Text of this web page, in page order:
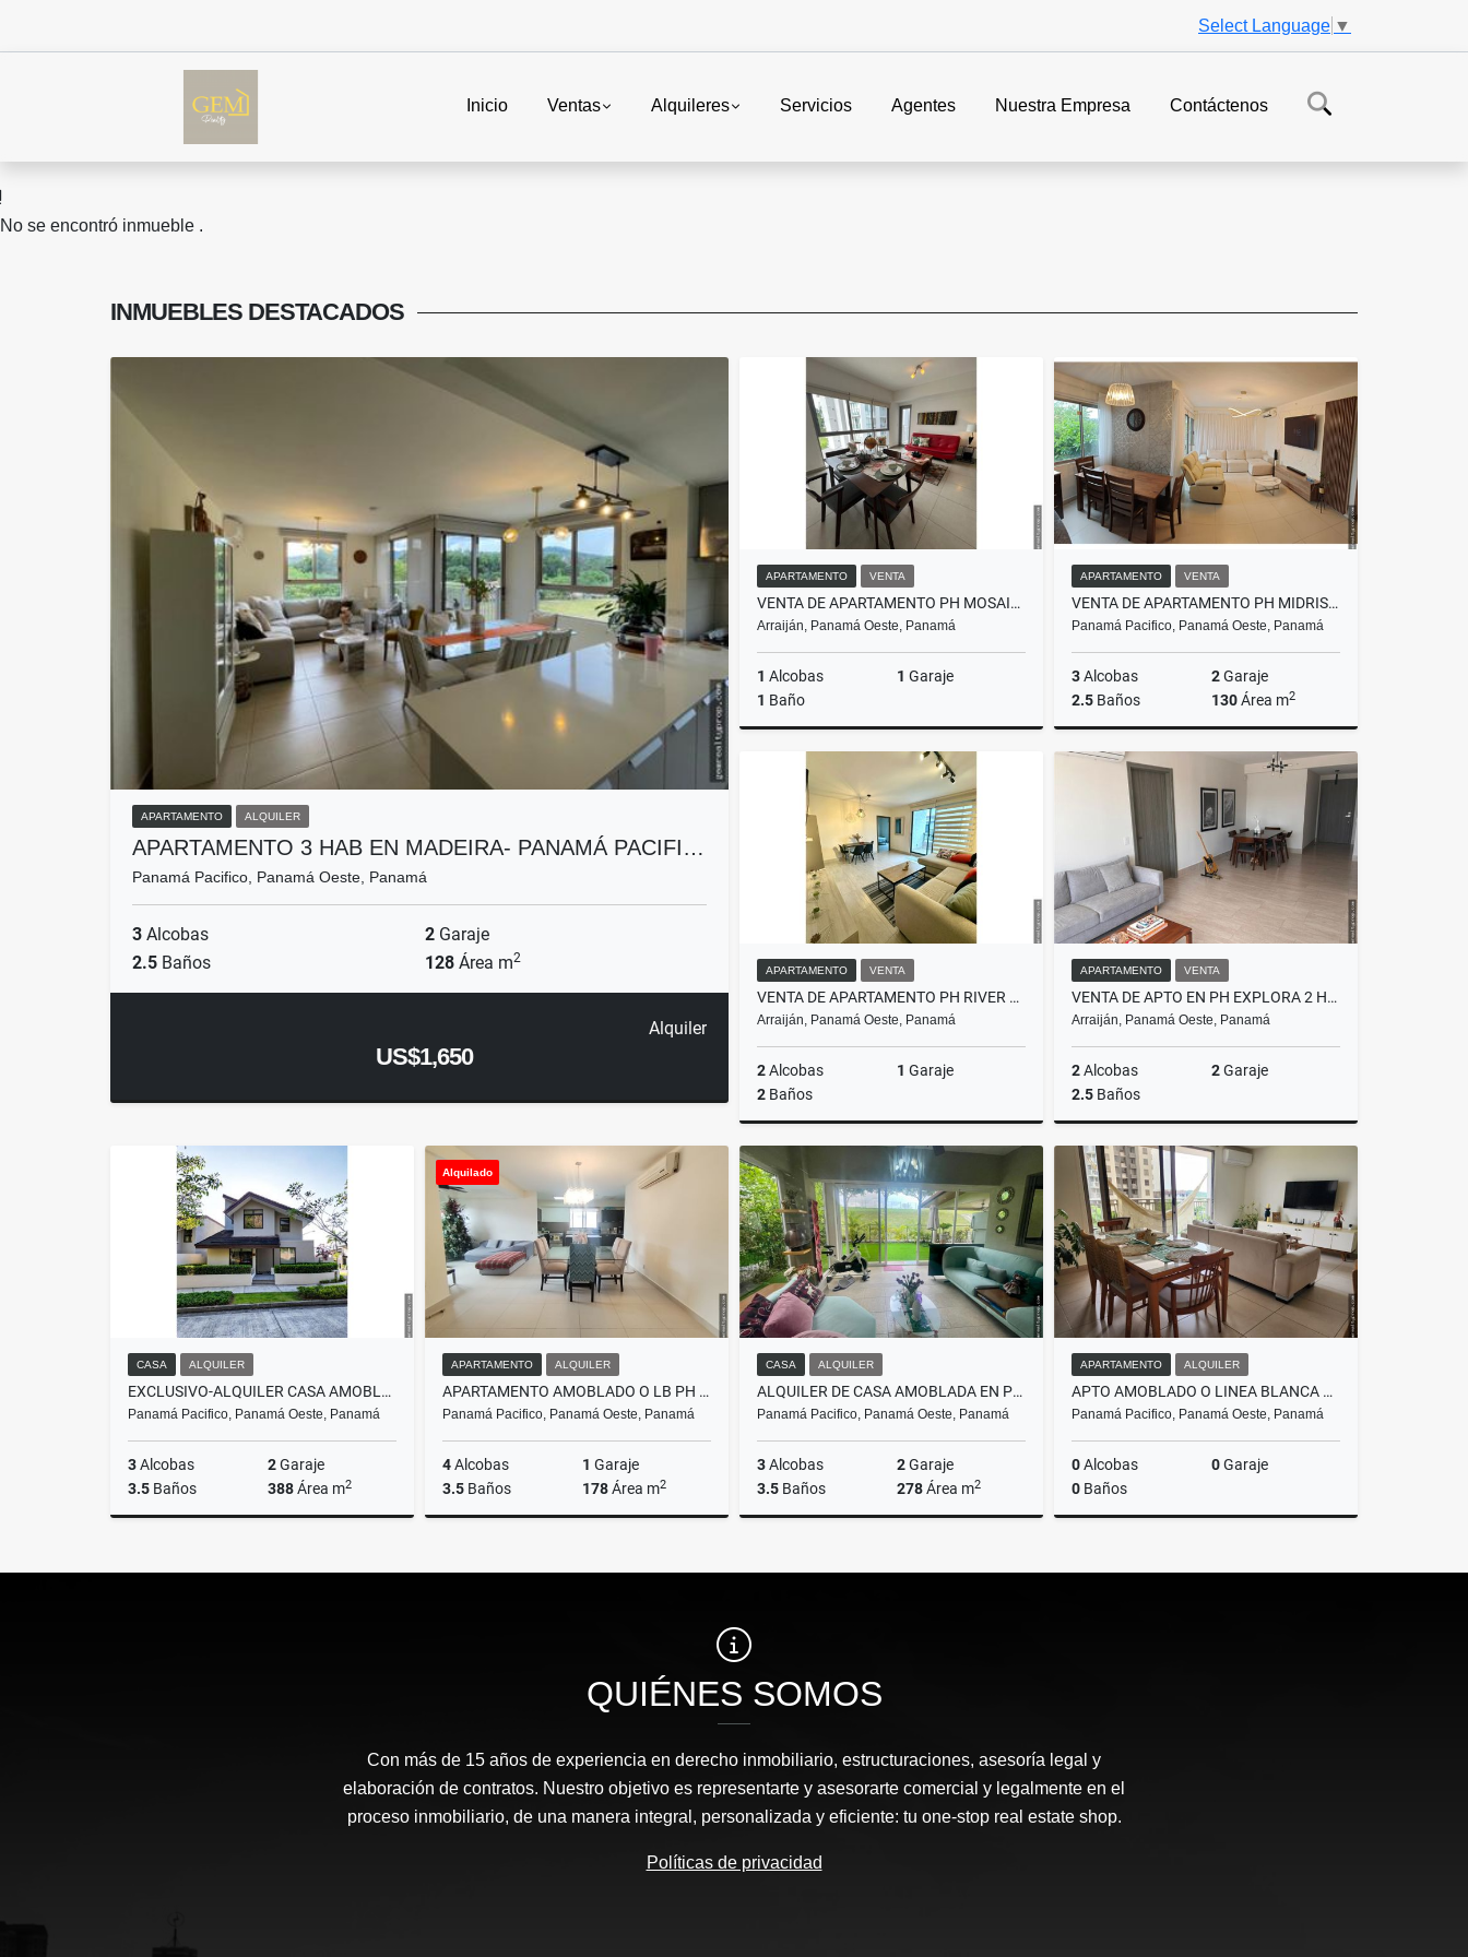
Select Language ▼
Inicio Ventas Alquileres Servicios Agentes Nuestra Empresa Contáctenos
No se encontró inmueble .
INMUEBLES DESTACADOS
APARTAMENTO ALQUILER
APARTAMENTO 3 HAB EN MADEIRA- PANAMÁ PACIFI…
Panamá Pacifico, Panamá Oeste, Panamá
3 Alcobas 2 Garaje
2.5 Baños 128 Área m2
Alquiler
US$1,650
APARTAMENTO VENTA
VENTA DE APARTAMENTO PH MOSAIC 1 RECAMARA - PANAMA PACÍFICO
Arraiján, Panamá Oeste, Panamá
1 Alcobas 1 Garaje
1 Baño
US$150,000
APARTAMENTO VENTA
VENTA DE APARTAMENTO PH MIDRISE 3 REC + DEP + 2 PARK- PANAMA PACÍFICO
Panamá Pacifico, Panamá Oeste, Panamá
3Alcobas 2Garaje
2.5 Baños 130Área m2
Venta
APARTAMENTO VENTA
VENTA DE APARTAMENTO PH RIVER VALLEY 2 REC - PANAMA PACÍFICO
Arraiján, Panamá Oeste, Panamá
2Alcobas 1 Garaje
2 Baños
Venta
US$230,000
APARTAMENTO VENTA
VENTA DE APTO EN PH EXPLORA 2 HAB + AMPLIA TERRAZA - PANAMÁ PACIFICO
Arraiján, Panamá Oeste, Panamá
2Alcobas 2Garaje
2.5 Baños
US$330,000
CASA ALQUILER
EXCLUSIVO-ALQUILER CASA AMOBLADA O LB EN PH NATIVA - PANAMÁ PACIFICO
Panamá Pacifico, Panamá Oeste, Panamá
3Alcobas 2Garaje
3.5 Baños 388Área m2
US$580,000 US$2,800
Alquilado
APARTAMENTO ALQUILER
APARTAMENTO AMOBLADO O LB PH RIVER VALLEY - PANAMÁ PACIFICO
Panamá Pacifico, Panamá Oeste, Panamá
4Alcobas 1 Garaje
3.5 Baños 178Área m2
US$1,700
CASA ALQUILER
ALQUILER DE CASA AMOBLADA EN PH PALMIA - PANAMÁ PACIFICO
Panamá Pacifico, Panamá Oeste, Panamá
3Alcobas 2Garaje
3.5 Baños 278Área m2
US$2,350
APARTAMENTO ALQUILER
APTO AMOBLADO O LINEA BLANCA EN PH MADEIRA- PANAMÁ PACIFICO
Panamá Pacifico, Panamá Oeste, Panamá
0Alcobas 0Garaje
0 Baños
US$1,200
QUIÉNES SOMOS
Con más de 15 años de experiencia en derecho inmobiliario, estructuraciones, asesoría legal y
elaboración de contratos. Nuestro objetivo es representarte y asesorarte comercial y legalmente en el
proceso inmobiliario, de una manera integral, personalizada y eficiente: tu one-stop real estate shop.
Políticas de privacidad